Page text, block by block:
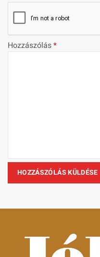
Hozzászólás*